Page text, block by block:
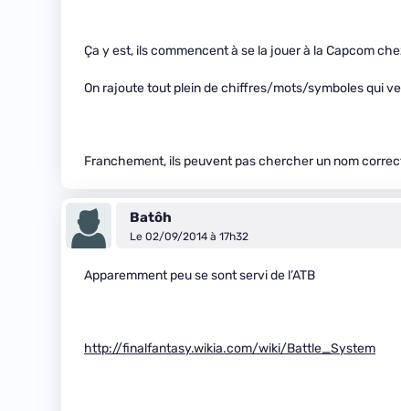
Ça y est, ils commencent à se la jouer à la Capcom
On rajoute tout plein de chiffres/mots/symboles qui
Franchement, ils peuvent pas chercher un nom
Batôh
Le 02/09/2014 à 17h32
Apparemment peu se sont servi de l’ATB
http://finalfantasy.wikia.com/wiki/Battle_System